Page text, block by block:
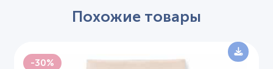
Похожие товары
-30%